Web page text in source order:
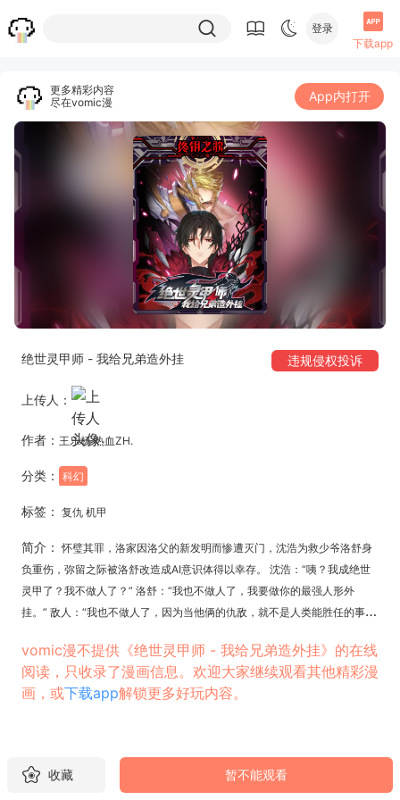
登录
下载app
更多精彩内容
尽在vomic漫
App内打开
绝世灵甲师 - 我给兄弟造外挂 违规侵权投诉
上传人：
作者： 王乐杨 热血ZH.
分类： 科幻
标签： 复仇 机甲
简介： 怀璧其罪，洛家因洛父的新发明而惨遭灭门，沈浩为救少爷洛舒身
负重伤，弥留之际被洛舒改造成AI意识体得以幸存。 沈浩：“咦？我成绝世
灵甲了？我不做人了？” 洛舒：“我也不做人了，我要做你的最强人形外
挂。” 敌人：“我也不做人了，因为当他俩的仇敌，就不是人类能胜任的事！
vomic漫不提供《绝世灵甲师 - 我给兄弟造外挂》的在线
阅读，只收录了漫画信息。欢迎大家继续观看其他精彩漫
画，或下载app解锁更多好玩内容。
收藏 暂不能观看